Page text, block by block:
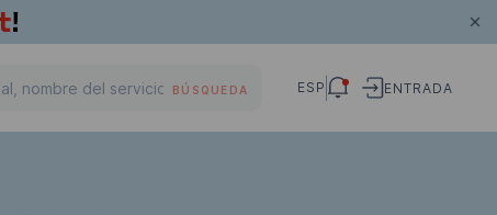
BÚSQUEDA ESP ENTRADA